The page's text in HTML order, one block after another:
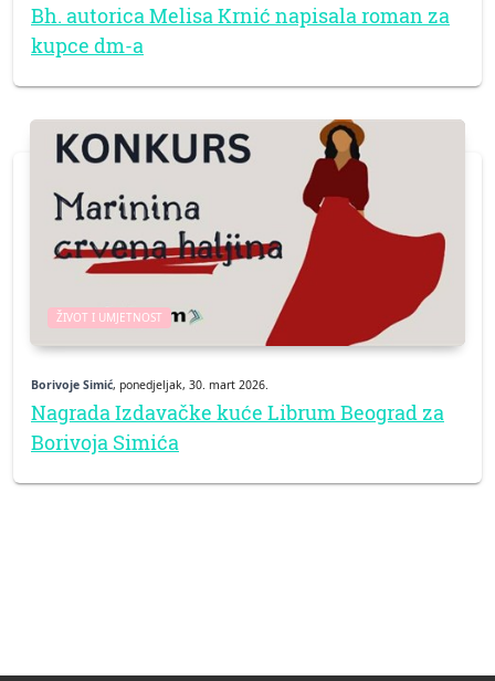
Bh. autorica Melisa Krnić napisala roman za
kupce dm-a
ŽIVOT I UMJETNOST
Borivoje Simić, ponedjeljak, 30. mart 2026.
Nagrada Izdavačke kuće Librum Beograd za
Borivoja Simića